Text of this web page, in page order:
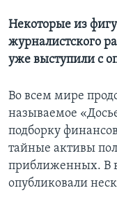
Некоторые из
журналистского
уже выступили с
Во всем мире
называемое
подборку
тайные активы
приближенных. В
опубликовали